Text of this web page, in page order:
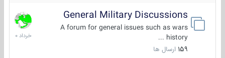
General Military Discussions
A forum for general issues such as wars
history ...
159 ارسال ها
10
خرداد
1400